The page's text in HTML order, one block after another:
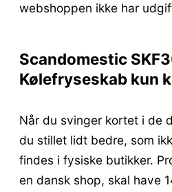
webshoppen ikke har
Scandomestic
Kølefryseskab kun
Når du svinger kortet i de
du stillet lidt bedre, som
findes i fysiske butikker.
en dansk shop, skal have